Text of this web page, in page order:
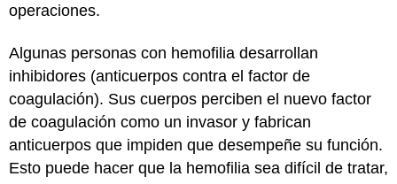
operaciones.
Algunas personas con hemofilia desarrollan
inhibidores (anticuerpos contra el factor de
coagulación). Sus cuerpos perciben el nuevo factor
de coagulación como un invasor y fabrican
anticuerpos que impiden que desempeñe su función.
Esto puede hacer que la hemofilia sea difícil de tratar,